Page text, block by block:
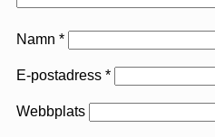
Namn *
E-postadress *
Webbplats